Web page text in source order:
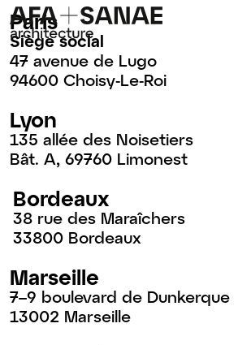
Paris
Siège social
47 avenue de Lugo
94600 Choisy-Le-Roi
Lyon
135 allée des Noisetiers
Bât. A, 69760 Limonest
Bordeaux
38 rue des Maraîchers
33800 Bordeaux
Marseille
7–9 boulevard de Dunkerque
13002 Marseille